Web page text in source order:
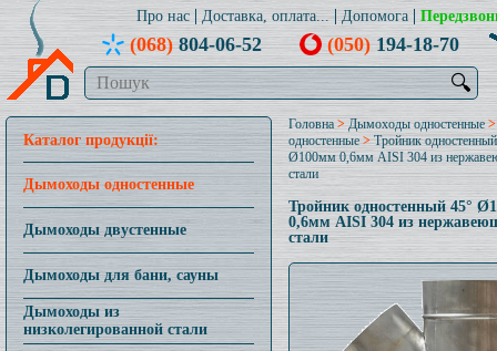
Про нас Доставка, оплата... Допомога
(068)804-06-52 (050)194-18-70
🔍
Каталог продукції:
Дымоходы одностенные
Дымоходы двустенные
Дымоходы для бани, сауны
Дымоходы из
низколегированной стали
Головна > Дымоходы одностенные
одностенные >Тройник
Ø100мм 0,6мм AISI 304 из
стали
Тройник одностенный 45°
0,6мм AISI 304 из
стали